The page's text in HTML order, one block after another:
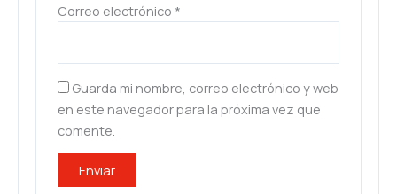
Correo electrónico *
Guarda mi nombre, correo electrónico y web
en este navegador para la próxima vez que
comente.